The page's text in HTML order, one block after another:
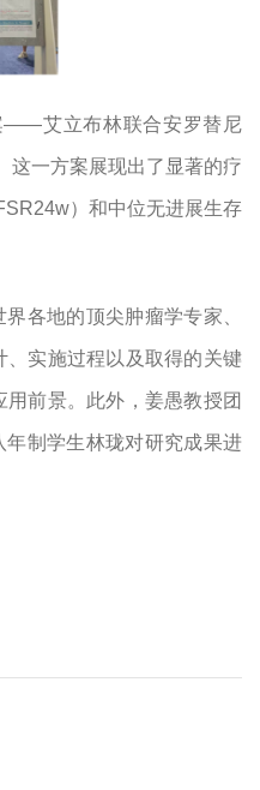
——艾立布林联合安罗替尼
这一方案展现出了显著的疗
）和中位无进展生存
各地的顶尖肿瘤学专家、
实施过程以及取得的关键
前景。此外，姜愚教授团
制学生林珑对研究成果进